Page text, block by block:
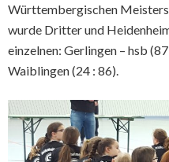
Württembergischen
wurde Dritter und
einzelnen: Gerlingen – hsb
Waiblingen (24 : 86).